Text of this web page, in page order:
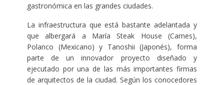
gastronómica en las grandes ciudades.
La infraestructura que está bastante adelantada y
que albergará a María Steak House (Carnes),
Polanco (Mexicano) y Tanoshii (Japonés), forma
parte de un innovador proyecto diseñado y
ejecutado por una de las más importantes firmas
de arquitectos de la ciudad. Según los conocedores